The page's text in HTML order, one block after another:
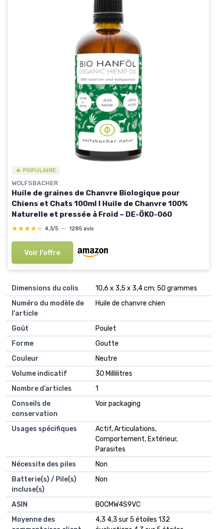
🔥 POPULAIRE
WOLFSBACHER
Huile de graines de Chanvre Biologique pour
Chiens et Chats 100ml I Huile de Chanvre 100%
Naturelle et pressée à Froid – DE-ÖKO-060
★★★★★
★★★★★ 4,3/5 — 1285 avis
Voir l'offre
Dimensions du colis
‎10,6 x 3,5 x 3,4 cm; 50 grammes
Numéro du modèle de
l'article
‎Huile de chanvre chien
Goût
‎Poulet
Forme
‎Goutte
Couleur
‎Neutre
Volume indicatif
‎30 Millilitres
Nombre d’articles
‎1
Conseils de
conservation
‎Voir packaging
Usages spécifiques
‎Actif, Articulations,
Comportement, Extérieur,
Parasites
Nécessite des piles
‎Non
Batterie(s) / Pile(s)
incluse(s)
‎Non
ASIN
B0CMW4S9VC
Moyenne des
4,3 4,3 sur 5 étoiles 132